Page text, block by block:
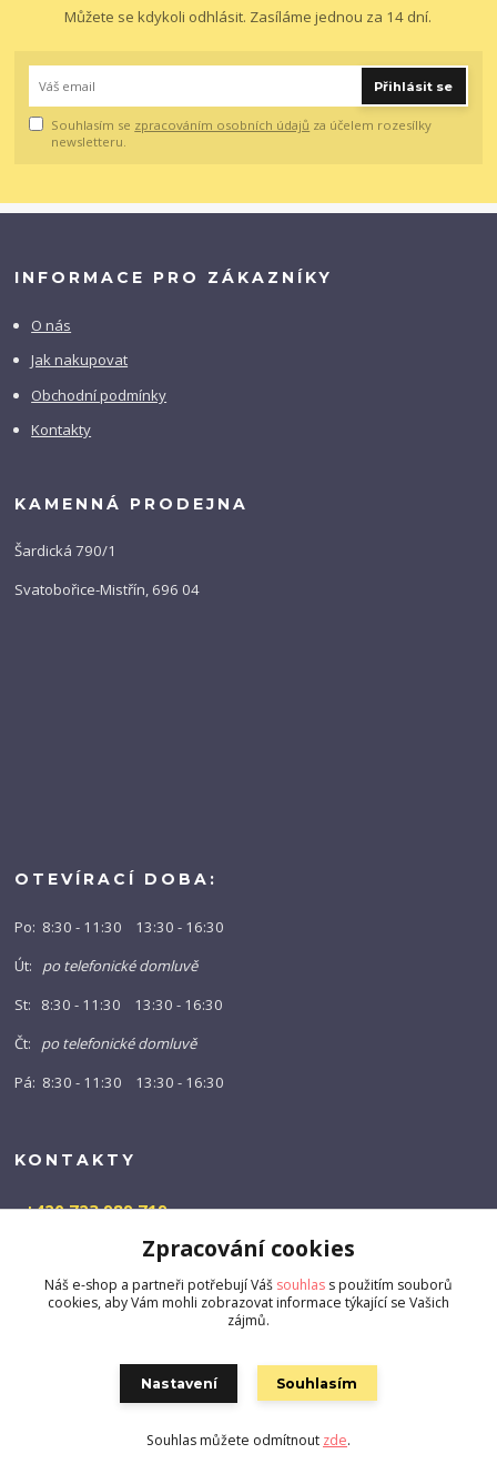
Můžete se kdykoli odhlásit. Zasíláme jednou za 14 dní.
Přihlásit se
Souhlasím se zpracováním osobních údajů za účelem rozesílky
newsletteru.
INFORMACE PRO ZÁKAZNÍKY
O nás
Jak nakupovat
Obchodní podmínky
Kontakty
KAMENNÁ PRODEJNA
Šardická 790/1
Svatobořice-Mistřín, 696 04
OTEVÍRACÍ DOBA:
Po: 8:30 - 11:30 13:30 - 16:30
Út: po telefonické domluvě
St: 8:30 - 11:30 13:30 - 16:30
Čt: po telefonické domluvě
Pá: 8:30 - 11:30 13:30 - 16:30
KONTAKTY
+420 723 989 719
info@barny-shop.cz
Vytvořeno na Eshop-rychle.cz
Zpracování cookies
Náš e-shop a partneři potřebují Váš souhlas s použitím souborů
cookies, aby Vám mohli zobrazovat informace týkající se Vašich
zájmů.
Nastavení Souhlasím
Souhlas můžete odmítnout zde.